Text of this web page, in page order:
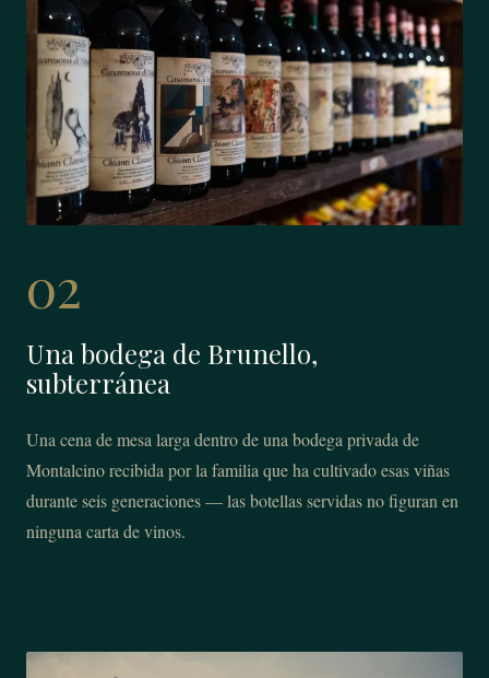
02
Una bodega de Brunello,
subterránea
Una cena de mesa larga dentro de una bodega privada de
Montalcino recibida por la familia que ha cultivado esas viñas
durante seis generaciones — las botellas servidas no figuran en
ninguna carta de vinos.